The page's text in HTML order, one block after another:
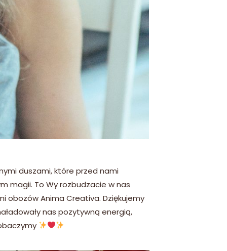
duszami, które przed nami
magii. To Wy rozbudzacie w nas
obozów Anima Creativa. Dziękujemy
nas pozytywną energią,